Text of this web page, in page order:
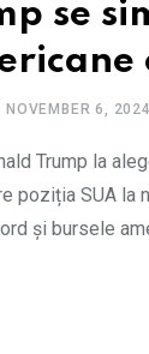
se
NOVEMBER 6, 2024
Trump la
poziția SUA
și bursele